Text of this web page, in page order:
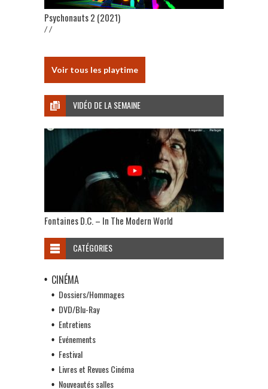
Psychonauts 2 (2021)
/ /
Voir tous les playtime
VIDÉO DE LA SEMAINE
Fontaines D.C. – In The Modern World
CATÉGORIES
CINÉMA
Dossiers/Hommages
DVD/Blu-Ray
Entretiens
Evénements
Festival
Livres et Revues Cinéma
Nouveautés salles